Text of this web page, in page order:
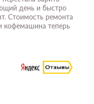
день и быстро
Стоимость ремонта
кофемашина теперь